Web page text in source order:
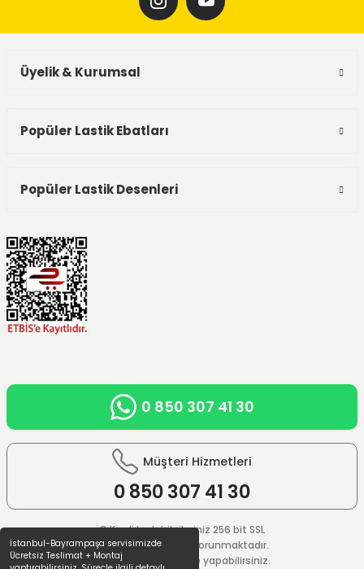
İstanbul-Bayrampaşa servisimizde
Ücretsiz Teslimat + Montaj
Üyelik & Kurumsal
Popüler Lastik Ebatları
Popüler Lastik Desenleri
0 850 307 41 30
Müşteri Hizmetleri
0 850307 41 30
© Kredi kartı bilgileriniz 256 bit SSL
güvenlik sistemi ile korunmaktadır.
%100 güvenle ödeme yapabilirsiniz.